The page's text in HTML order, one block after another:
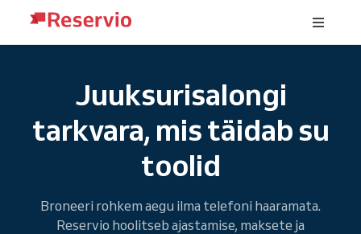
Juuksurisalongi
tarkvara, mis täidab su
toolid
Broneeri rohkem aegu ilma telefoni haaramata.
Reservio hoolitseb ajastamise, maksete ja